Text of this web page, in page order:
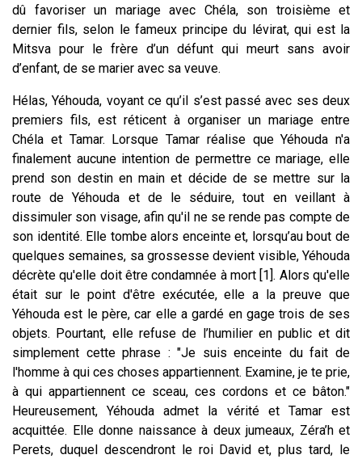
dû favoriser un mariage avec Chéla, son troisième et
dernier fils, selon le fameux principe du lévirat, qui est la
Mitsva pour le frère d’un défunt qui meurt sans avoir
d’enfant, de se marier avec sa veuve.
Hélas, Yéhouda, voyant ce qu’il s’est passé avec ses deux
premiers fils, est réticent à organiser un mariage entre
Chéla et Tamar. Lorsque Tamar réalise que Yéhouda n'a
finalement aucune intention de permettre ce mariage, elle
prend son destin en main et décide de se mettre sur la
route de Yéhouda et de le séduire, tout en veillant à
dissimuler son visage, afin qu'il ne se rende pas compte de
son identité. Elle tombe alors enceinte et, lorsqu’au bout de
quelques semaines, sa grossesse devient visible, Yéhouda
décrète qu'elle doit être condamnée à mort [1]. Alors qu'elle
était sur le point d'être exécutée, elle a la preuve que
Yéhouda est le père, car elle a gardé en gage trois de ses
objets. Pourtant, elle refuse de l’humilier en public et dit
simplement cette phrase : "Je suis enceinte du fait de
l'homme à qui ces choses appartiennent. Examine, je te prie,
à qui appartiennent ce sceau, ces cordons et ce bâton."
Heureusement, Yéhouda admet la vérité et Tamar est
acquittée. Elle donne naissance à deux jumeaux, Zéra’h et
Perets, duquel descendront le roi David et, plus tard, le